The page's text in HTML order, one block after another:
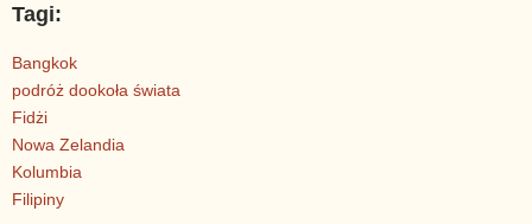
Tagi:
Bangkok
podróż dookoła świata
Fidżi
Nowa Zelandia
Kolumbia
Filipiny